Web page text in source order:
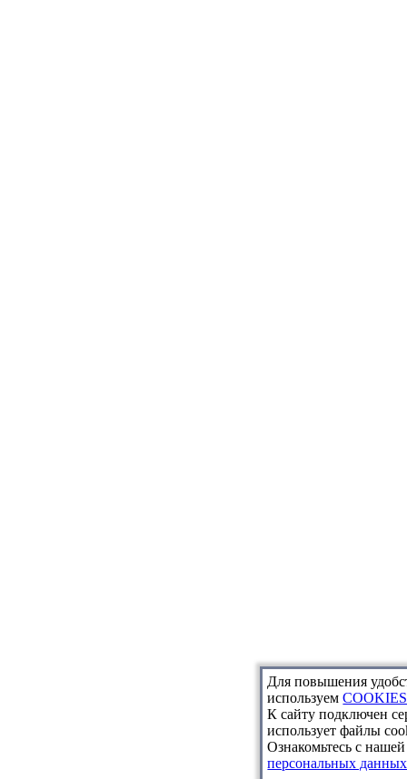
Для повышения
используемCOOKIES
К сайту подключен
использует файлы
Ознакомьтесь с
персональных данных